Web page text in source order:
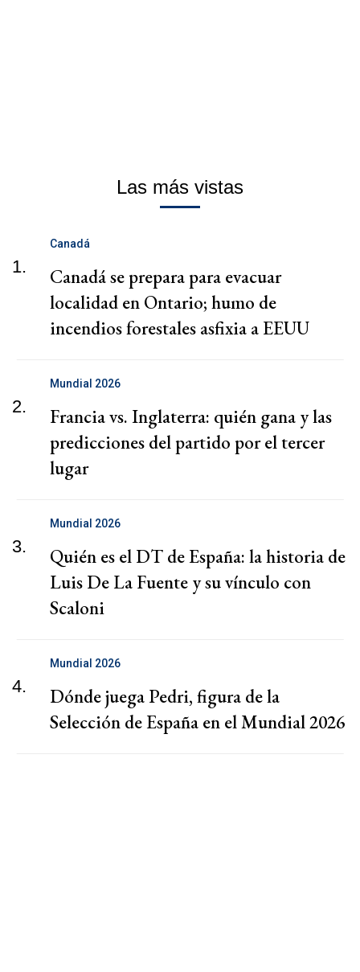
Las más vistas
1.
Canadá
Canadá se prepara para evacuar
localidad en Ontario; humo de
incendios forestales asfixia a EEUU
2.
Mundial 2026
Francia vs. Inglaterra: quién gana y las
predicciones del partido por el tercer
lugar
3.
Mundial 2026
Quién es el DT de España: la historia de
Luis De La Fuente y su vínculo con
Scaloni
4.
Mundial 2026
Dónde juega Pedri, figura de la
Selección de España en el Mundial 2026